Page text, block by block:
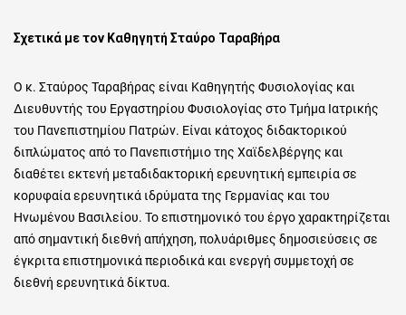
Σχετικά με τον Καθηγητή Σταύρο Ταραβήρα
Ο κ. Σταύρος Ταραβήρας είναι Καθηγητής Φυσιολογίας και
Διευθυντής του Εργαστηρίου Φυσιολογίας στο Τμήμα Ιατρικής
του Πανεπιστημίου Πατρών. Είναι κάτοχος διδακτορικού
διπλώματος από το Πανεπιστήμιο της Χαϊδελβέργης και
διαθέτει εκτενή μεταδιδακτορική ερευνητική εμπειρία σε
κορυφαία ερευνητικά ιδρύματα της Γερμανίας και του
Ηνωμένου Βασιλείου. Το επιστημονικό του έργο χαρακτηρίζεται
από σημαντική διεθνή απήχηση, πολυάριθμες δημοσιεύσεις σε
έγκριτα επιστημονικά περιοδικά και ενεργή συμμετοχή σε
διεθνή ερευνητικά δίκτυα.